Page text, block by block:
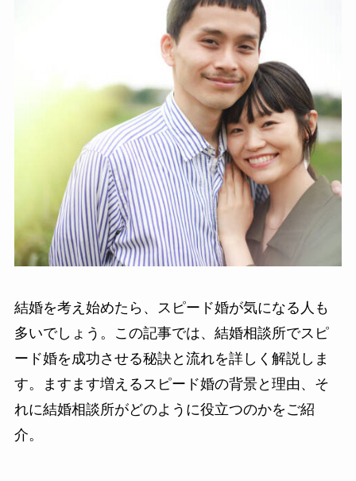
結婚を考え始めたら、スピード婚が気になる人も
多いでしょう。この記事では、結婚相談所でスピ
ード婚を成功させる秘訣と流れを詳しく解説しま
す。ますます増えるスピード婚の背景と理由、そ
れに結婚相談所がどのように役立つのかをご紹
介。